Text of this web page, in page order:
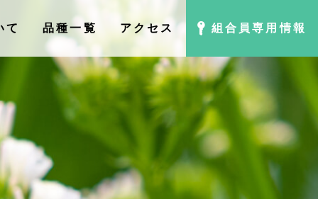
て 品種⼀覧 アクセス 組合員専用情報